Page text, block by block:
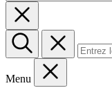
Menu